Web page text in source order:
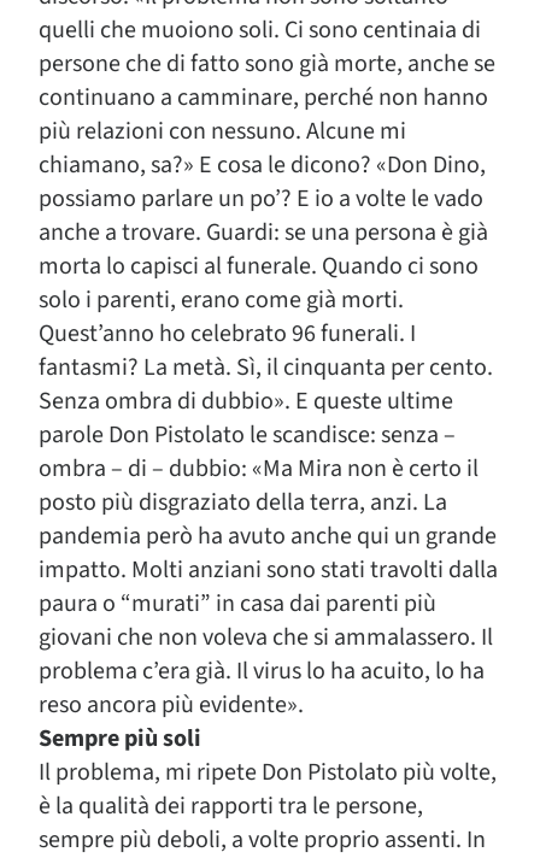
quelli che muoiono soli. Ci sono centinaia di
persone che di fatto sono già morte, anche se
continuano a camminare, perché non hanno
più relazioni con nessuno. Alcune mi
chiamano, sa?» E cosa le dicono? «Don Dino,
possiamo parlare un po’? E io a volte le vado
anche a trovare. Guardi: se una persona è già
morta lo capisci al funerale. Quando ci sono
solo i parenti, erano come già morti.
Quest’anno ho celebrato 96 funerali. I
fantasmi? La metà. Sì, il cinquanta per cento.
Senza ombra di dubbio». E queste ultime
parole Don Pistolato le scandisce: senza –
ombra – di – dubbio: «Ma Mira non è certo il
posto più disgraziato della terra, anzi. La
pandemia però ha avuto anche qui un grande
impatto. Molti anziani sono stati travolti dalla
paura o “murati” in casa dai parenti più
giovani che non voleva che si ammalassero. Il
problema c’era già. Il virus lo ha acuito, lo ha
reso ancora più evidente».
Sempre più soli
Il problema, mi ripete Don Pistolato più volte,
è la qualità dei rapporti tra le persone,
sempre più deboli, a volte proprio assenti. In